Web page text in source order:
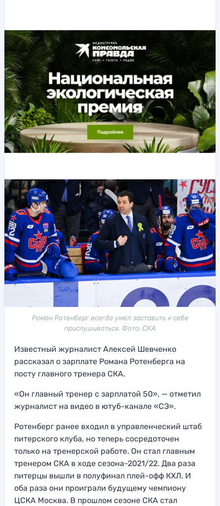
Роман Ротенберг всегда умел заставить к себе
прислушиваться. Фото: СКА
Известный журналист Алексей Шевченко
рассказал о зарплате Романа Ротенберга на
посту главного тренера СКА.
«Он главный тренер с зарплатой 50», — отметил
журналист на видео в ютуб-канале «СЭ».
Ротенберг ранее входил в управленческий штаб
питерского клуба, но теперь сосредоточен
только на тренерской работе. Он стал главным
тренером СКА в ходе сезона-2021/22. Два раза
питерцы вышли в полуфинал плей-офф КХЛ. И
оба раза они проиграли будущему чемпиону
ЦСКА Москва. В прошлом сезоне СКА стал